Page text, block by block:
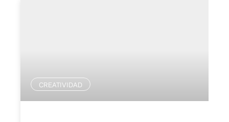
CREATIVIDAD